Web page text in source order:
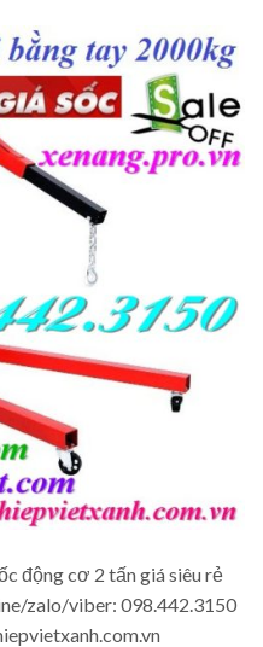
động cơ 2 tấn giá siêu rẻ
zalo/viber: 098.442.3150